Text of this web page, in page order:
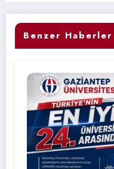
Benzer Haberler